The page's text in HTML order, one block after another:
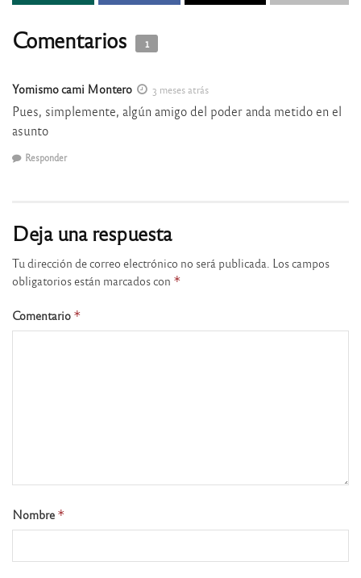
Comentarios 1
Yomismo cami Montero 3 meses atrás
Pues, simplemente, algún amigo del poder anda metido en el
asunto
Responder
Deja una respuesta
Tu dirección de correo electrónico no será publicada. Los campos
obligatorios están marcados con *
Comentario *
Nombre *